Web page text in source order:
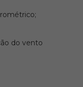
do vento